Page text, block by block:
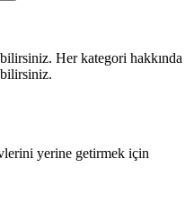
Her kategori hakkında
yerine getirmek için